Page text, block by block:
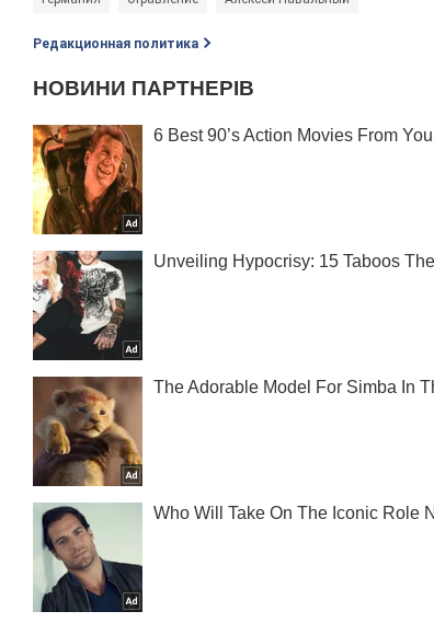
Редакционная политика